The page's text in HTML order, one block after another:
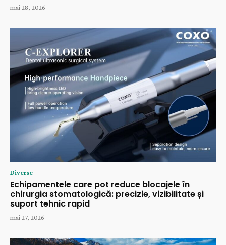
mai 28, 2026
Diverse
Echipamentele care pot reduce blocajele în
chirurgia stomatologică: precizie, vizibilitate și
suport tehnic rapid
mai 27, 2026